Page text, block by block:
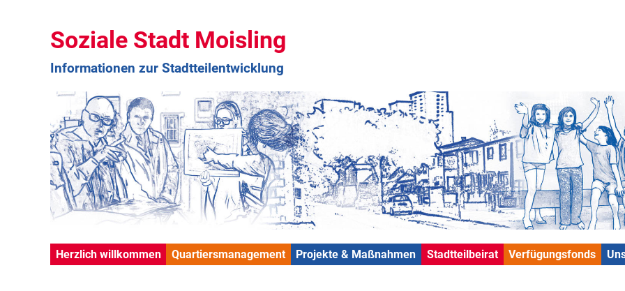
Soziale Stadt Moisling
Informationen zur Stadtteilentwicklung
Herzlich willkommen Quartiersmanagement Projekte & Maßnahmen Stadtteilbeirat Verfügungsfonds